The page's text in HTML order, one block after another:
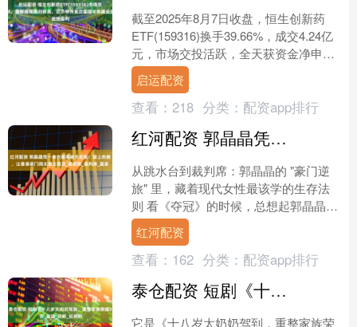
截至2025年8月7日收盘，恒生创新药
ETF(159316)换手39.66%，成交4.24亿
元，市场交投活跃，全天获资金净申购
1900万份。 拉长时间看，截至8....
启运配资
查看： 218 分类： 配资app排行
红河配资 郭晶晶凭一身衣服再破天花板！登上热搜，让香港豪门阔太望尘莫及_霍启刚_裁判席_霍家
从跳水台到裁判席：郭晶晶的 "豪门逆
旅" 里，藏着现代女性最该学的生存法
则 看《夺冠》的时候，总想起郭晶晶。
巩俐演的郎平在赛场上挥臂怒吼，眼里
的光和当年郭晶晶站....
红河配资
查看： 162 分类： 配资app排行
泰仓配资 短剧《十八岁太奶奶驾到，重整家族荣耀2 》_容遇_纪舜_纪舟野
它是《十八岁太奶奶驾到，重整家族荣